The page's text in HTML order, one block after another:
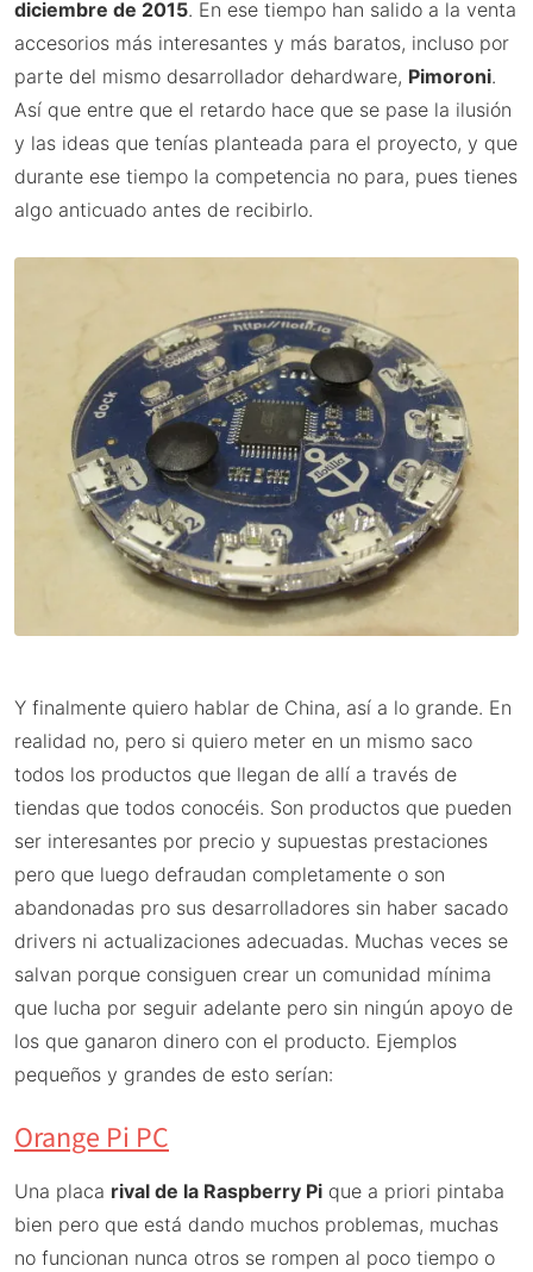
diciembre de 2015. En ese tiempo han salido a la venta
accesorios más interesantes y más baratos, incluso por
parte del mismo desarrollador dehardware, Pimoroni.
Así que entre que el retardo hace que se pase la ilusión
y las ideas que tenías planteada para el proyecto, y que
durante ese tiempo la competencia no para, pues tienes
algo anticuado antes de recibirlo.
Y finalmente quiero hablar de China, así a lo grande. En
realidad no, pero si quiero meter en un mismo saco
todos los productos que llegan de allí a través de
tiendas que todos conocéis. Son productos que pueden
ser interesantes por precio y supuestas prestaciones
pero que luego defraudan completamente o son
abandonadas pro sus desarrolladores sin haber sacado
drivers ni actualizaciones adecuadas. Muchas veces se
salvan porque consiguen crear un comunidad mínima
que lucha por seguir adelante pero sin ningún apoyo de
los que ganaron dinero con el producto. Ejemplos
pequeños y grandes de esto serían:
Orange Pi PC
Una placa rival de la Raspberry Pi que a priori pintaba
bien pero que está dando muchos problemas, muchas
no funcionan nunca otros se rompen al poco tiempo o